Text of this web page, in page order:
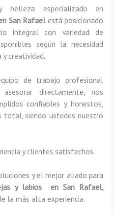
especializado en
San Rafaelestá posicionado
integral con variedad de
según la necesidad
y creatividad.
de trabajo profesional
directamente, nos
confiables y honestos,
siendo ustedes nuestro
y clientes satisfechos.
y el mejor aliado para
y labios en San Rafael,
la más alta experiencia.